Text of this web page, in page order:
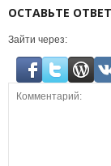
ОСТАВЬТЕ ОТВЕТ
Зайти через: